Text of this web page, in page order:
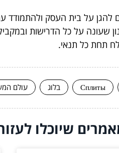
להגן על בית העסק
שעונה על כל הדרישות
תחת כל תנאי.
Сплиты בלוג עולם
שיוכלו